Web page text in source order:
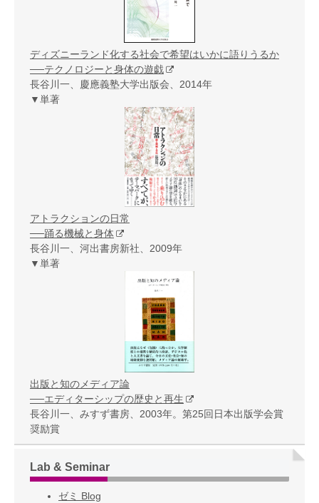
ディズニーランド化する社会で希望はいかに語りうるか
──テクノロジーと身体の遊戯
長谷川一、慶應義塾大学出版会、2014年
▼単著
アトラクションの日常
──踊る機械と身体
長谷川一、河出書房新社、2009年
▼単著
出版と知のメディア論
──エディターシップの歴史と再生
長谷川一、みすず書房、2003年。第25回日本出版学会賞
奨励賞
Lab & Seminar
ゼミ Blog